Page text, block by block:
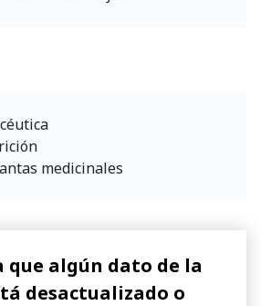
medicinales
que algún dato de la
desactualizado o